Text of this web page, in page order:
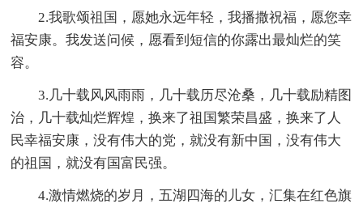
2.我歌颂祖国，愿她永远年轻，我播撒祝福，愿您幸
福安康。我发送问候，愿看到短信的你露出最灿烂的笑
容。
3.几十载风风雨雨，几十载历尽沧桑，几十载励精图
治，几十载灿烂辉煌，换来了祖国繁荣昌盛，换来了人
民幸福安康，没有伟大的党，就没有新中国，没有伟大
的祖国，就没有国富民强。
4.激情燃烧的岁月，五湖四海的儿女，汇集在红色旗